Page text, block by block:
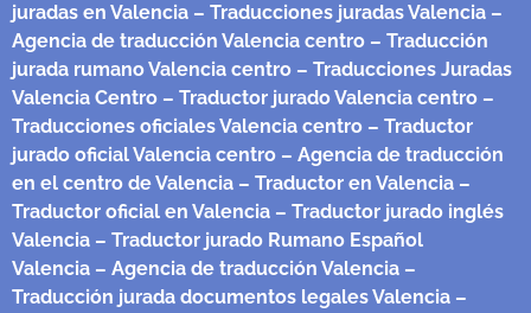
juradas en Valencia – Traducciones juradas Valencia –
Agencia de traducción Valencia centro – Traducción
jurada rumano Valencia centro – Traducciones Juradas
Valencia Centro – Traductor jurado Valencia centro –
Traducciones oficiales Valencia centro – Traductor
jurado oficial Valencia centro – Agencia de traducción
en el centro de Valencia – Traductor en Valencia –
Traductor oficial en Valencia – Traductor jurado inglés
Valencia – Traductor jurado Rumano Español
Valencia – Agencia de traducción Valencia –
Traducción jurada documentos legales Valencia –